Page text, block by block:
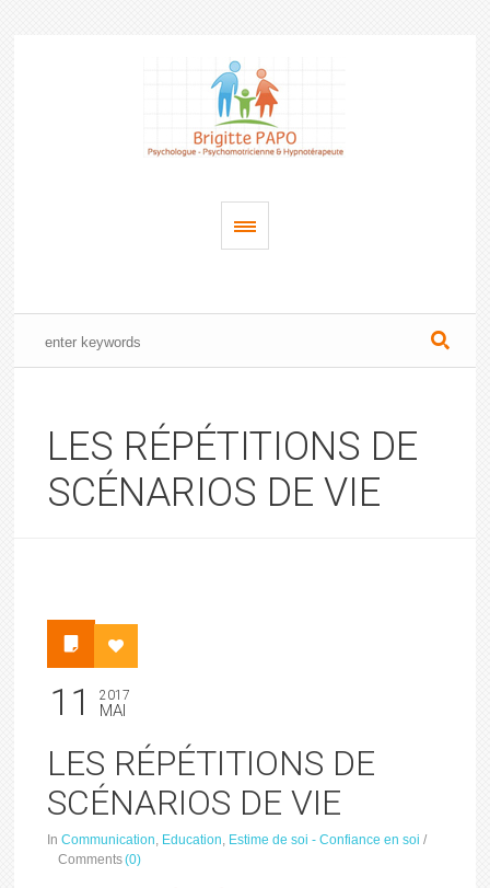
LES RÉPÉTITIONS DE
SCÉNARIOS DE VIE
11 2017
MAI
LES RÉPÉTITIONS DE
SCÉNARIOS DE VIE
InCommunication, Education, Estime de soi - Confiance en soi /
Comments(0)